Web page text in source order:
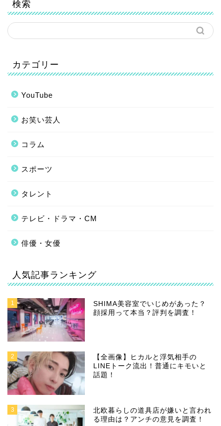
検索
カテゴリー
YouTube
お笑い芸人
コラム
スポーツ
タレント
テレビ・ドラマ・CM
俳優・女優
人気記事ランキング
1
SHIMA美容室でいじめがあった？
顔採用って本当？評判を調査！
2
【全画像】ヒカルと浮気相手の
LINEトーク流出！普通にキモいと
話題！
3
北欧暮らしの道具店が嫌いと言われ
る理由は？アンチの意見を調査！